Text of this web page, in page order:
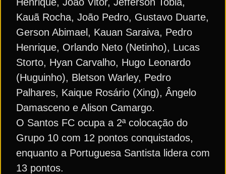
Kauã Rocha, João Pedro, Gustavo Duarte,
Gerson Abimael, Kauan Saraiva, Pedro
Henrique, Orlando Neto (Netinho), Lucas
Storto, Hyan Carvalho, Hugo Leonardo
(Huguinho), Bletson Warley, Pedro
Palhares, Kaique Rosário (Xing), Ângelo
Damasceno e Alison Camargo.
O Santos FC ocupa a 2ª colocação do
Grupo 10 com 12 pontos conquistados,
enquanto a Portuguesa Santista lidera com
13 pontos.